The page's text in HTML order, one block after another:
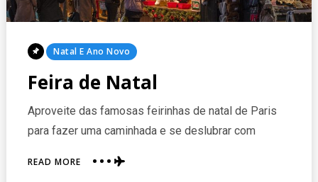
Posted
Natal E Ano Novo
Feira de Natal
Aproveite das famosas feirinhas de natal de Paris
para fazer uma caminhada e se deslubrar com
READ MOREABOUT